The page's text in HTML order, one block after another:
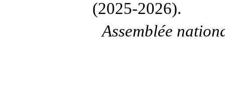
(2025-2026).
Assemblée